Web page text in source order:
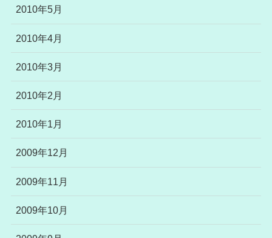
2010年5月
2010年4月
2010年3月
2010年2月
2010年1月
2009年12月
2009年11月
2009年10月